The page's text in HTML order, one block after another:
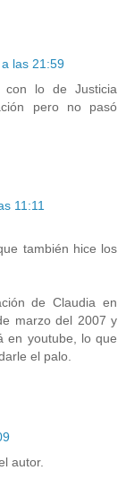
las 21:59
lo de Justicia
pero no pasó
11:11
también hice los
de Claudia en
marzo del 2007 y
en youtube, lo que
el palo.
autor.